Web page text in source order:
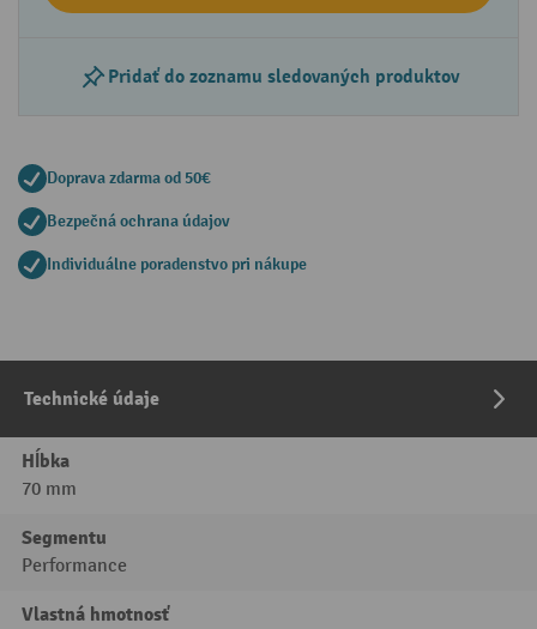
Pridať do zoznamu sledovaných produktov
Doprava zdarma od 50€
Bezpečná ochrana údajov
Individuálne poradenstvo pri nákupe
Technické údaje
Hĺbka
70 mm
Segmentu
Performance
Vlastná hmotnosť